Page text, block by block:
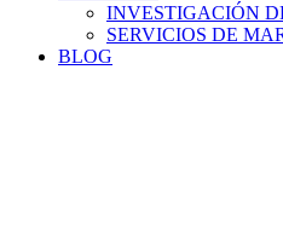
INVESTIGACIÓN
SERVICIOS DE
BLOG